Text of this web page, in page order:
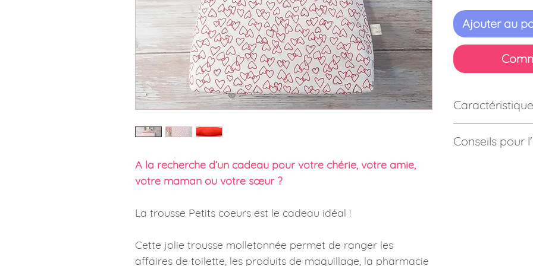
A la recherche d’un cadeau pour votre chérie, votre amie,
votre maman ou votre sœur ?
La trousse Petits coeurs est le cadeau idéal !
Cette jolie trousse molletonnée permet de ranger les
affaires de toilette, les produits de maquillage, la pharmacie
Ajouter au
Ouatine : 100%
Conseils pour